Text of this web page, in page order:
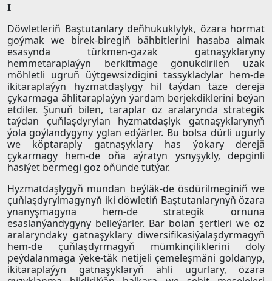
I
Döwletleriň Baştutanlary deňhukuklylyk, özara hormat
goýmak we birek-biregiň bähbitlerini hasaba almak
esasynda türkmen-gazak gatnaşyklaryny
hemmetaraplaýyn berkitmäge gönükdirilen uzak
möhletli ugruň üýtgewsizdigini tassykladylar hem-de
ikitaraplaýyn hyzmatdaşlygy hil taýdan täze derejä
çykarmaga ählitaraplaýyn ýardam berjekdiklerini beýan
etdiler. Şunuň bilen, taraplar öz aralarynda strategik
taýdan çuňlaşdyrylan hyzmatdaşlyk gatnaşyklarynyň
ýola goýlandygyny yglan edýärler. Bu bolsa dürli ugurly
we köptaraply gatnaşyklary has ýokary derejä
çykarmagy hem-de oňa aýratyn ysnyşykly, depginli
häsiýet bermegi göz öňünde tutýar.
Hyzmatdaşlygyň mundan beýläk-de ösdürilmeginiň we
çuňlaşdyrylmagynyň iki döwletiň Baştutanlarynyň özara
ynanyşmagyna hem-de strategik ornuna
esaslanýandygyny belleýärler. Bar bolan şertleri we öz
aralaryndaky gatnaşyklary diwersifikasiýalaşdyrmagyň
hem-de çuňlaşdyrmagyň mümkinçiliklerini doly
peýdalanmaga ýeke-täk netijeli çemeleşmäni goldanyp,
ikitaraplaýyn gatnaşyklaryň ähli ugurlary, özara